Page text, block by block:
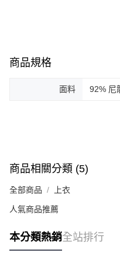
商品規格
面料 92% 尼
商品相關分類 (5)
全部商品 上衣
人氣商品推薦
本分類熱銷全站排行